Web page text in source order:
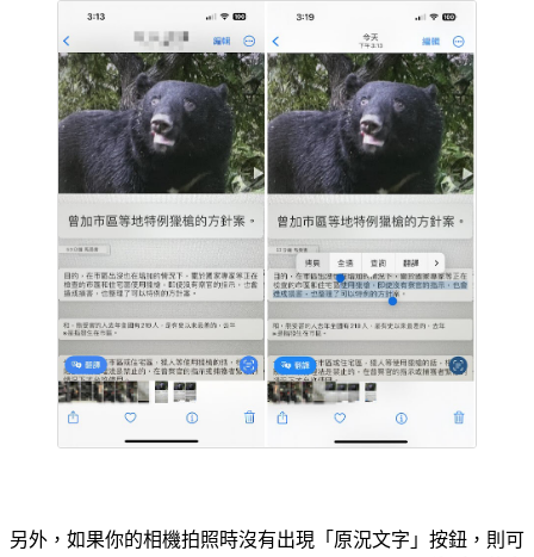
另外，如果你的相機拍照時沒有出現「原況文字」按鈕，則可